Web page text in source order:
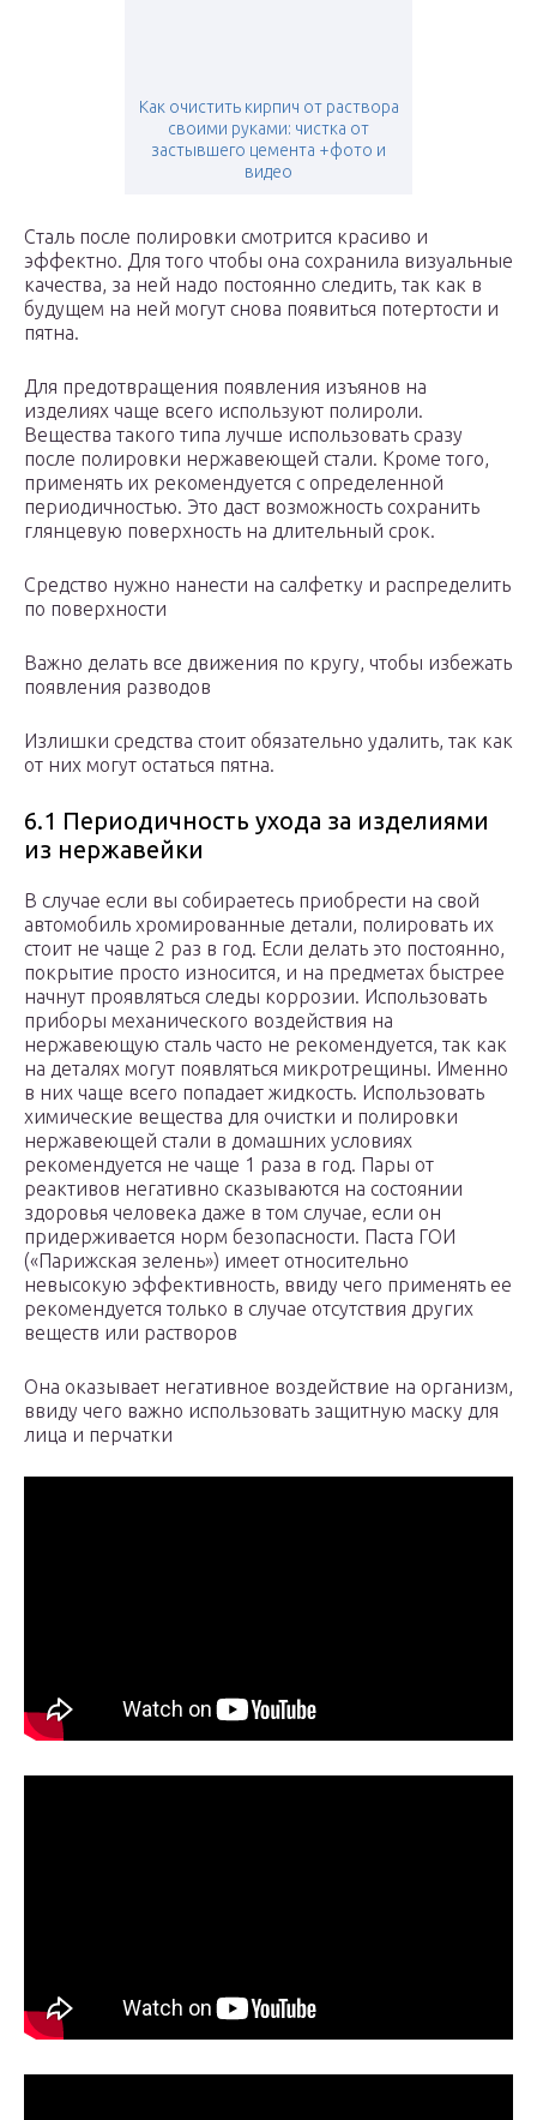
Как очистить кирпич от раствора
своими руками: чистка от
застывшего цемента +фото и
видео
Сталь после полировки смотрится красиво и
эффектно. Для того чтобы она сохранила визуальные
качества, за ней надо постоянно следить, так как в
будущем на ней могут снова появиться потертости и
пятна.
Для предотвращения появления изъянов на
изделиях чаще всего используют полироли.
Вещества такого типа лучше использовать сразу
после полировки нержавеющей стали. Кроме того,
применять их рекомендуется с определенной
периодичностью. Это даст возможность сохранить
глянцевую поверхность на длительный срок.
Средство нужно нанести на салфетку и распределить
по поверхности
Важно делать все движения по кругу, чтобы избежать
появления разводов
Излишки средства стоит обязательно удалить, так как
от них могут остаться пятна.
6.1 Периодичность ухода за изделиями
из нержавейки
В случае если вы собираетесь приобрести на свой
автомобиль хромированные детали, полировать их
стоит не чаще 2 раз в год. Если делать это постоянно,
покрытие просто износится, и на предметах быстрее
начнут проявляться следы коррозии. Использовать
приборы механического воздействия на
нержавеющую сталь часто не рекомендуется, так как
на деталях могут появляться микротрещины. Именно
в них чаще всего попадает жидкость. Использовать
химические вещества для очистки и полировки
нержавеющей стали в домашних условиях
рекомендуется не чаще 1 раза в год. Пары от
реактивов негативно сказываются на состоянии
здоровья человека даже в том случае, если он
придерживается норм безопасности. Паста ГОИ
(«Парижская зелень») имеет относительно
невысокую эффективность, ввиду чего применять ее
рекомендуется только в случае отсутствия других
веществ или растворов
Она оказывает негативное воздействие на организм,
ввиду чего важно использовать защитную маску для
лица и перчатки